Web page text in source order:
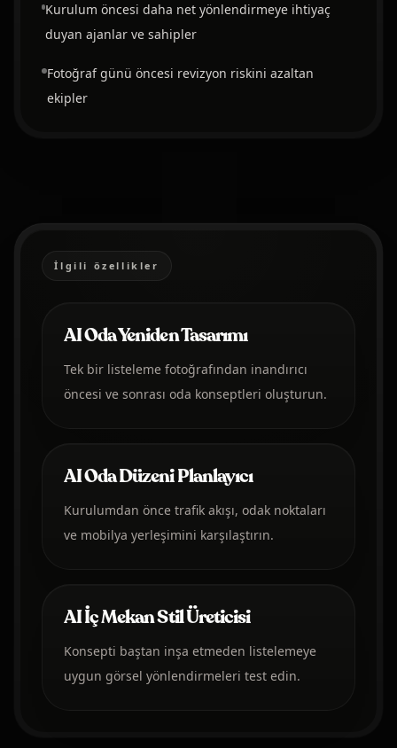
Kurulum öncesi daha net yönlendirmeye ihtiyaç
duyan ajanlar ve sahipler
Fotoğraf günü öncesi revizyon riskini azaltan
ekipler
İlgili özellikler
AI Oda Yeniden Tasarımı
Tek bir listeleme fotoğrafından inandırıcı
öncesi ve sonrası oda konseptleri oluşturun.
AI Oda Düzeni Planlayıcı
Kurulumdan önce trafik akışı, odak noktaları
ve mobilya yerleşimini karşılaştırın.
AI İç Mekan Stil Üreticisi
Konsepti baştan inşa etmeden listelemeye
uygun görsel yönlendirmeleri test edin.